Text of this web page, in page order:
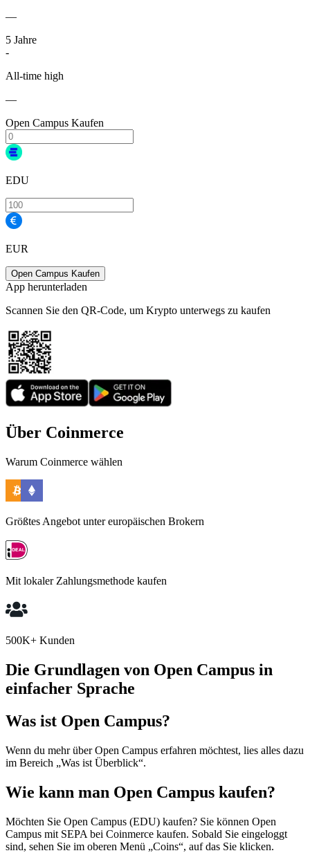
—
5 Jahre
-
All-time high
—
Open Campus Kaufen
EDU
EUR
Open Campus Kaufen
App herunterladen
Scannen Sie den QR-Code, um Krypto unterwegs zu kaufen
Über Coinmerce
Warum Coinmerce wählen
Größtes Angebot unter europäischen Brokern
Mit lokaler Zahlungsmethode kaufen
500K+ Kunden
Die Grundlagen von Open Campus in
einfacher Sprache
Was ist Open Campus?
Wenn du mehr über Open Campus erfahren möchtest, lies alles dazu
im Bereich „Was ist Überblick“.
Wie kann man Open Campus kaufen?
Möchten Sie Open Campus (EDU) kaufen? Sie können Open
Campus mit SEPA bei Coinmerce kaufen. Sobald Sie eingeloggt
sind, sehen Sie im oberen Menü „Coins“, auf das Sie klicken.